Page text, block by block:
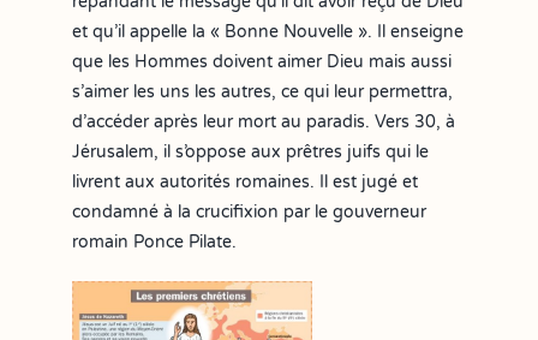
et qu’il appelle la « Bonne Nouvelle ». Il enseigne
que les Hommes doivent aimer Dieu mais aussi
s’aimer les uns les autres, ce qui leur permettra,
d’accéder après leur mort au paradis. Vers 30, à
Jérusalem, il s’oppose aux prêtres juifs qui le
livrent aux autorités romaines. Il est jugé et
condamné à la crucifixion par le gouverneur
romain Ponce Pilate.